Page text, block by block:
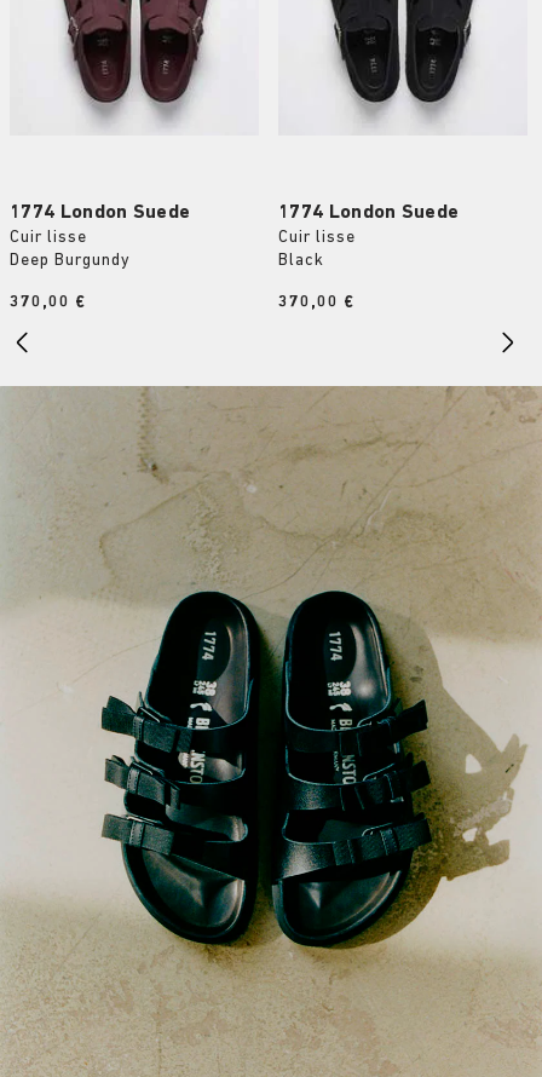
1774 London Suede
Cuir lisse
Deep Burgundy
Price:
370,00 €
1774 London Suede
Cuir lisse
Black
Price:
370,00 €